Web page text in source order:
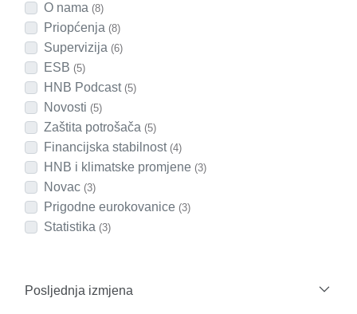
O nama (8)
Priopćenja (8)
Supervizija (6)
ESB (5)
HNB Podcast (5)
Novosti (5)
Zaštita potrošača (5)
Financijska stabilnost (4)
HNB i klimatske promjene (3)
Novac (3)
Prigodne eurokovanice (3)
Statistika (3)
Posljednja izmjena